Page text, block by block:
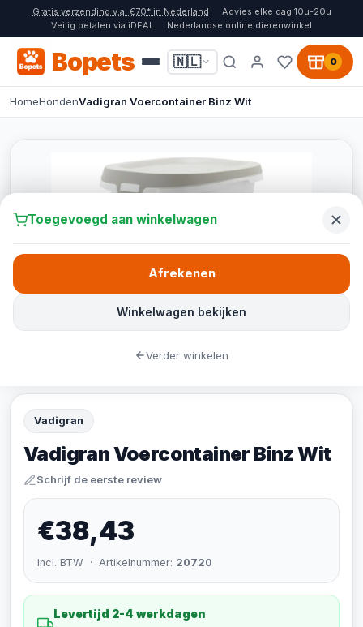
Gratis verzending v.a. €70* in Nederland
Advies elke dag 10u-20u
Veilig betalen via iDEAL
Nederlandse online dierenwinkel
Bopets 🇳🇱 0
HomeHondenVadigran Voercontainer Binz Wit
Vadigran
Vadigran Voercontainer Binz Wit
Schrijf de eerste review
€38,43
incl. BTW · Artikelnummer: 20720
Levertijd 2-4 werkdagen
Toegevoegd aan winkelwagen
Winkelwagen bekijken
Afrekenen
Verder winkelen